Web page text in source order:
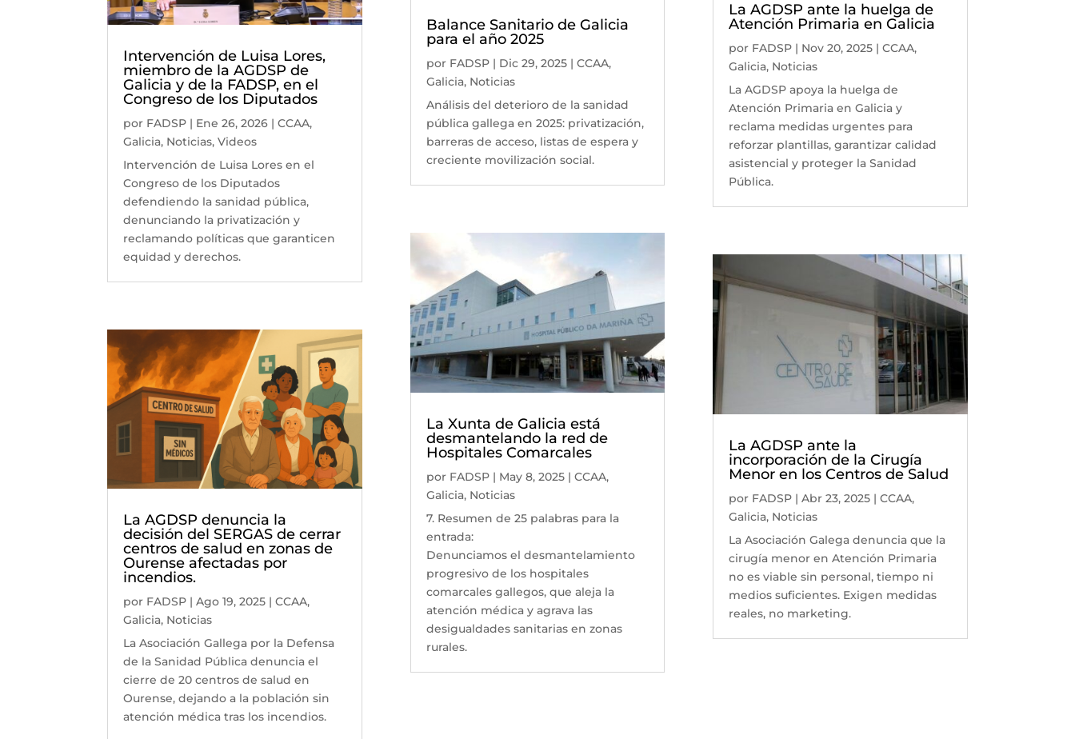
Intervención de Luisa Lores,
miembro de la AGDSP de
Galicia y de la FADSP, en el
Congreso de los Diputados
por FADSP | Ene 26, 2026 |CCAA,
Galicia, Noticias,Videos
Intervención de Luisa Lores en el
Congreso de los Diputados
defendiendo la sanidad pública,
denunciando la privatización y
reclamando políticas que garanticen
equidad y derechos.
La AGDSP denuncia la
decisión del SERGAS de cerrar
centros de salud en zonas de
Ourense afectadas por
incendios.
por FADSP |Ago 19, 2025 |CCAA,
Galicia, Noticias
La Asociación Gallega por la Defensa
de la Sanidad Pública denuncia el
cierre de 20 centros de salud en
Ourense, dejando a la población sin
atención médica tras los incendios.
Balance Sanitario de Galicia
para el año 2025
por FADSP| Dic 29, 2025| CCAA,
Galicia, Noticias
Análisis del deterioro de la sanidad
pública gallega en 2025: privatización,
barreras de acceso, listas de espera y
creciente movilización social.
La Xunta de Galicia está
desmantelando la red de
Hospitales Comarcales
por FADSP| May 8, 2025| CCAA,
Galicia, Noticias
7. Resumen de 25 palabras para la
entrada:
Denunciamos el desmantelamiento
progresivo de los hospitales
comarcales gallegos, que aleja la
atención médica y agrava las
desigualdades sanitarias en zonas
rurales.
La AGDSP ante la huelga de
Atención Primaria en Galicia
por FADSP| Nov 20, 2025| CCAA,
Galicia, Noticias
La AGDSP apoya la huelga de
Atención Primaria en Galicia y
reclama medidas urgentes para
reforzar plantillas, garantizar calidad
asistencial y proteger la Sanidad
Pública.
La AGDSP ante la
incorporación de la Cirugía
Menor en los Centros de Salud
por FADSP| Abr 23, 2025| CCAA,
Galicia, Noticias
La Asociación Galega denuncia que la
cirugía menor en Atención Primaria
no es viable sin personal, tiempo ni
medios suficientes. Exigen medidas
reales, no marketing.